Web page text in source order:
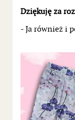
Dziękuję za
- Ja również i